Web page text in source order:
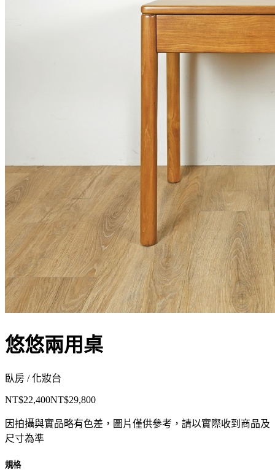
悠悠兩用桌
臥房 / 化妝台
NT$22,400NT$29,800
因拍攝與實品略有色差，圖片僅供參考，請以實際收到商品及
尺寸為準
規格